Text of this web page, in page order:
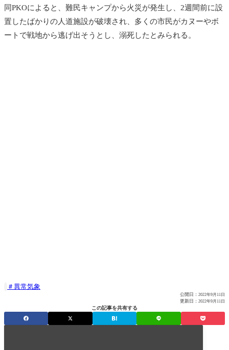
同PKOによると、難民キャンプから火災が発生し、2週間前に設
置したばかりの人道施設が破壊され、多くの市民がカヌーやボ
ートで戦地から逃げ出そうとし、溺死したとみられる。
異常気象
公開日： 2022年9月11日
更新日： 2022年9月11日
この記事を共有する